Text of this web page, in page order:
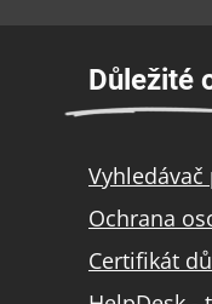
Důležité
Ochrana
Certifikát